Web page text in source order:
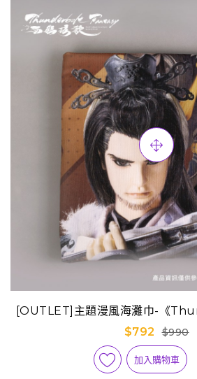
[OUTLET]主題漫風海灘巾-《
西幽玹歌》啖劍太歲 (
$792 $990
加入購物車